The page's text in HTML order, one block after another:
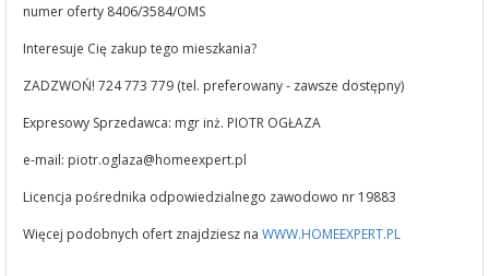
numer oferty 8406/3584/OMS
Interesuje Cię zakup tego mieszkania?
ZADZWOŃ! 724 773 779 (tel. preferowany - zawsze dostępny)
Expresowy Sprzedawca: mgr inż. PIOTR OGŁAZA
e-mail: piotr.oglaza@homeexpert.pl
Licencja pośrednika odpowiedzialnego zawodowo nr 19883
Więcej podobnych ofert znajdziesz na WWW.HOMEEXPERT.PL